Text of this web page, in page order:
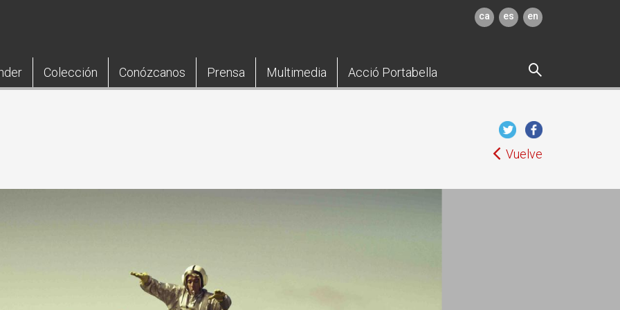
ca es en
Colección Conózcanos Prensa Multimedia Acció Portabella
Vuelve